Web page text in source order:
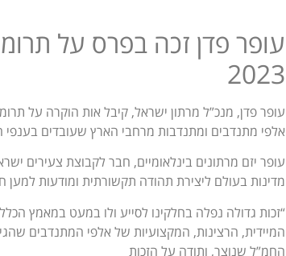
עופר פדן זכה בפרס על
2023
עופר פדן, מנכ”ל מרתון ישראל, קיבל אות הוקרה על
אלפי מתנדבים ומתנדבות מרחבי הארץ שעובדים בענפי
מדינות בעולם ליצירת תהודה תקשורתית ומודעות למען
“זכות גדולה נפלה בחלקינו לסייע ולו במעט במאמץ
המיידית, הרצינות, המקצועיות של אלפי המתנדבים
החמ”ל שנוצר, ותודה על הזכות